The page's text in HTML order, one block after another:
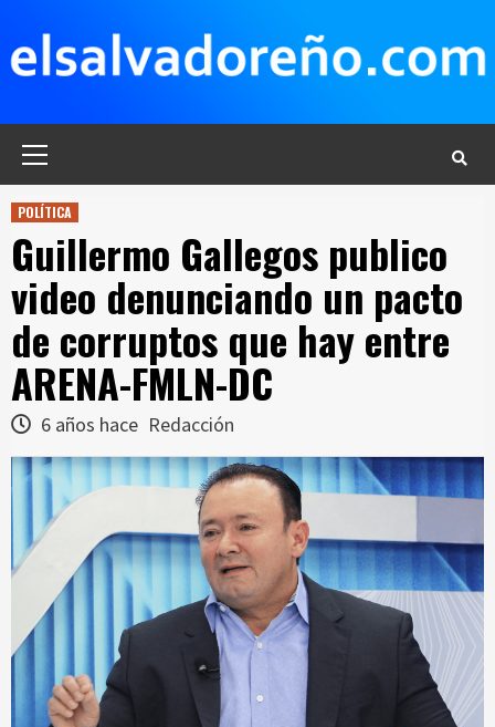
contenido
POLÍTICA
Guillermo Gallegos publico
video denunciando un pacto
de corruptos que hay entre
ARENA-FMLN-DC
6 años hace Redacción